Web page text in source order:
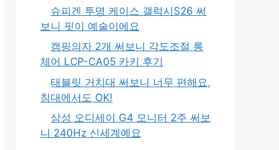
슈피겐 투명 케이스 갤럭시S26 써
보니 핏이 예술이에요
캠핑의자 2개 써보니 각도조절 롱
체어 LCP-CA05 카키 후기
태블릿 거치대 써보니 너무 편해요,
침대에서도 OK!
삼성 오디세이 G4 모니터 2주 써보
니 240Hz 신세계예요